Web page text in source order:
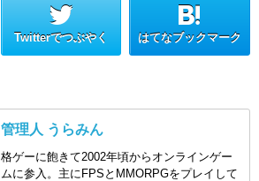
Twitterでつぶやく はてなブックマーク
管理人 うらみん
格ゲーに飽きて2002年頃からオンラインゲー
ムに参入。主にFPSとMMORPGをプレイして